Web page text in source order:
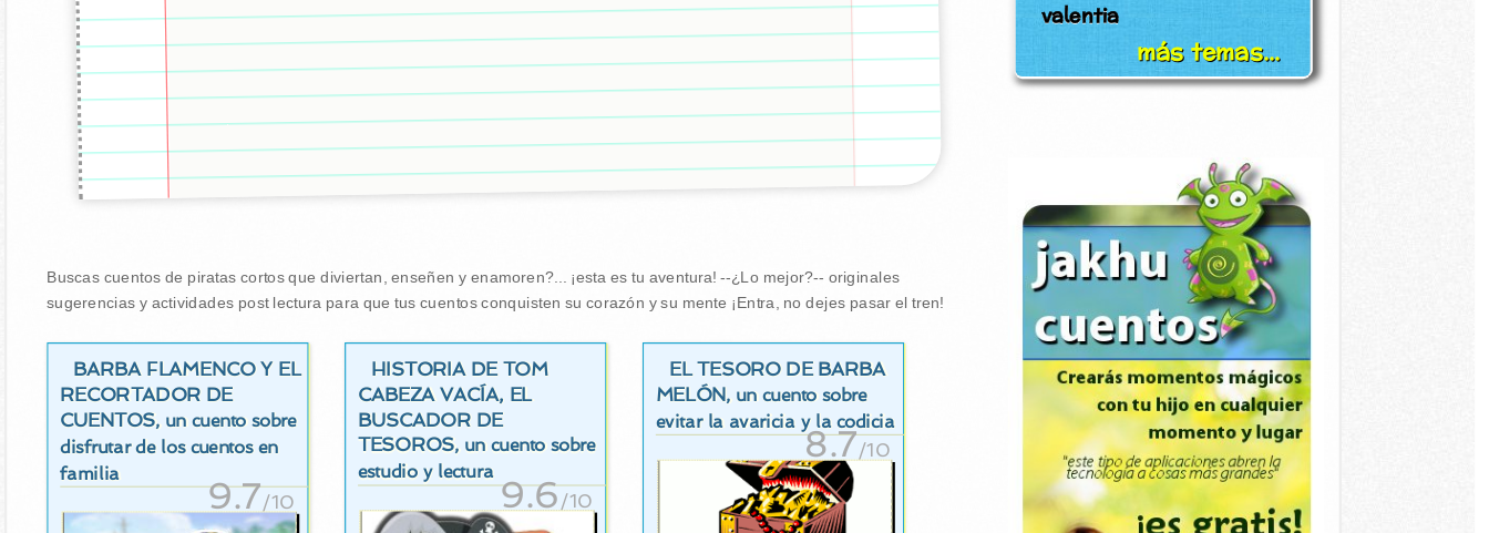
Buscas cuentos de piratas cortos que diviertan, enseñen y enamoren?... ¡esta es tu aventura! --¿Lo mejor?-- originales
sugerencias y actividades post lectura para que tus cuentos conquisten su corazón y su mente ¡Entra, no dejes pasar el tren!
BARBA FLAMENCO Y EL
RECORTADOR DE
CUENTOS, un cuento sobre
disfrutar de los cuentos en
familia
9.7/10
HISTORIA DE TOM
CABEZA VACÍA, EL
BUSCADOR DE
TESOROS, un cuento sobre
estudio y lectura
9.6/10
EL TESORO DE BARBA
MELÓN, un cuento sobre
evitar la avaricia y la codicia
8.7/10
valentia
más temas...